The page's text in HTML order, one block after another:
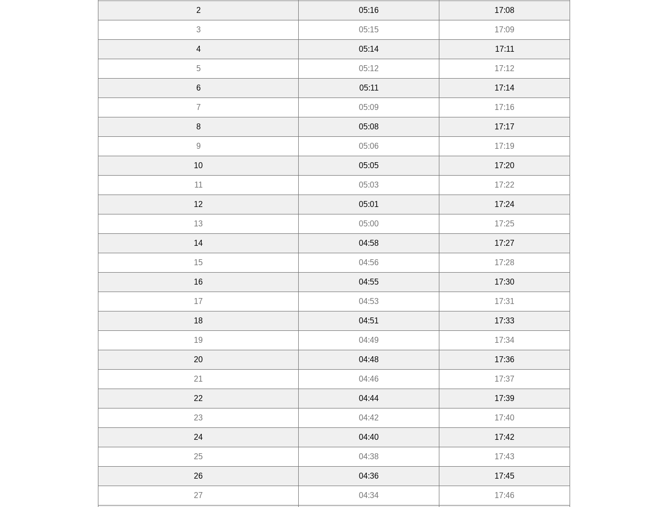
2 05:16 17:08
3 05:15 17:09
4 05:14 17:11
5 05:12 17:12
6 05:11 17:14
7 05:09 17:16
8 05:08 17:17
9 05:06 17:19
10 05:05 17:20
11 05:03 17:22
12 05:01 17:24
13 05:00 17:25
14 04:58 17:27
15 04:56 17:28
16 04:55 17:30
17 04:53 17:31
18 04:51 17:33
19 04:49 17:34
20 04:48 17:36
21 04:46 17:37
22 04:44 17:39
23 04:42 17:40
24 04:40 17:42
25 04:38 17:43
26 04:36 17:45
27 04:34 17:46